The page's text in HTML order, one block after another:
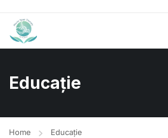
Educație
Home Educație